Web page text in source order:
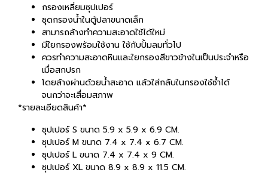
กรองเหลี่ยมซุปเปอร์
ชุดกรองน้ำในตู้ปลาขนาดเล็ก
สามารถล้างทำความสะอาดใช้ได้ใหม่
มีใยกรองพร้อมใช้งาน ใช้กับปั้มลมทั่วไป
ควรทำความสะอาดหินและใยกรองสีขาวข้างในเป็นประจำหรือ
เมื่อสกปรก
โดยล้างผ่านด้วยน้ำสะอาด แล้วใส่กลับในกรองใช้ซ้ำได้
จนกว่าจะเสื่อมสภาพ
*รายละเอียดสินค้า*
ซุปเปอร์ S ขนาด 5.9 x 5.9 x 6.9 CM.
ซุปเปอร์ M ขนาด 7.4 x 7.4 x 6.7 CM.
ซุปเปอร์ L ขนาด 7.4 x 7.4 x 9 CM.
ซุปเปอร์ XL ขนาด 8.9 x 8.9 x 11.5 CM.